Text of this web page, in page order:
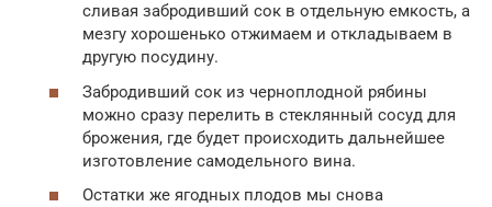
сливая забродивший сок в отдельную емкость, а
мезгу хорошенько отжимаем и откладываем в
другую посудину.
Забродивший сок из черноплодной рябины
можно сразу перелить в стеклянный сосуд для
брожения, где будет происходить дальнейшее
изготовление самодельного вина.
Остатки же ягодных плодов мы снова